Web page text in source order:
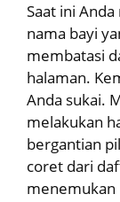
Saat ini
nama bayi
membatasi
halaman.
Anda sukai.
melakukan
bergantian
coret dari
menemukan